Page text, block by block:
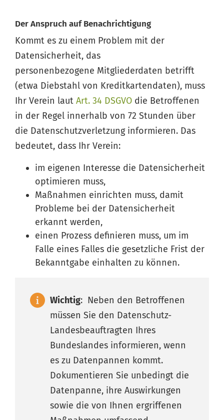
Der Anspruch auf Benachrichtigung
Kommt es zu einem Problem mit der
Datensicherheit, das
personenbezogene Mitgliederdaten betrifft
(etwa Diebstahl von Kreditkartendaten), muss
Ihr Verein laut Art. 34 DSGVO die Betroffenen
in der Regel innerhalb von 72 Stunden über
die Datenschutzverletzung informieren. Das
bedeutet, dass Ihr Verein:
im eigenen Interesse die Datensicherheit
optimieren muss,
Maßnahmen einrichten muss, damit
Probleme bei der Datensicherheit
erkannt werden,
einen Prozess definieren muss, um im
Falle eines Falles die gesetzliche Frist der
Bekanntgabe einhalten zu können.
Wichtig: Neben den Betroffenen
müssen Sie den Datenschutz-
Landesbeauftragten Ihres
Bundeslandes informieren, wenn
es zu Datenpannen kommt.
Dokumentieren Sie unbedingt die
Datenpanne, ihre Auswirkungen
sowie die von Ihnen ergriffenen